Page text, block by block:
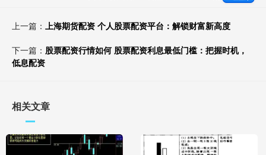
上一篇： 上海期货配资 个人股票配资平台：解锁财富新高度
下一篇： 股票配资行情如何 股票配资利息最低门槛：把握时机，
低息配资
相关文章